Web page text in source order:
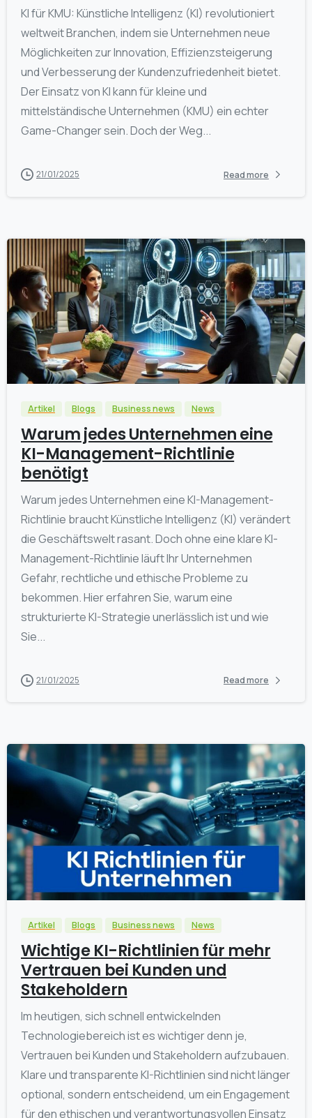
KI für KMU: Künstliche Intelligenz (KI) revolutioniert
weltweit Branchen, indem sie Unternehmen neue
Möglichkeiten zur Innovation, Effizienzsteigerung
und Verbesserung der Kundenzufriedenheit bietet.
Der Einsatz von KI kann für kleine und
mittelständische Unternehmen (KMU) ein echter
Game-Changer sein. Doch der Weg...
21/01/2025 Read more
Artikel Blogs Business news News
Warum jedes Unternehmen eine
KI-Management-Richtlinie
benötigt
Warum jedes Unternehmen eine KI-Management-
Richtlinie braucht Künstliche Intelligenz (KI) verändert
die Geschäftswelt rasant. Doch ohne eine klare KI-
Management-Richtlinie läuft Ihr Unternehmen
Gefahr, rechtliche und ethische Probleme zu
bekommen. Hier erfahren Sie, warum eine
strukturierte KI-Strategie unerlässlich ist und wie
Sie...
21/01/2025 Read more
Artikel Blogs Business news News
Wichtige KI-Richtlinien für mehr
Vertrauen bei Kunden und
Stakeholdern
Im heutigen, sich schnell entwickelnden
Technologiebereich ist es wichtiger denn je,
Vertrauen bei Kunden und Stakeholdern aufzubauen.
Klare und transparente KI-Richtlinien sind nicht länger
optional, sondern entscheidend, um ein Engagement
für den ethischen und verantwortungsvollen Einsatz